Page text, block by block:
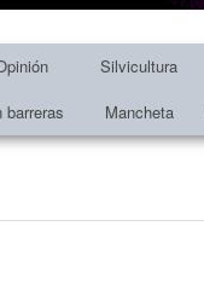
Silvicultura
barreras Mancheta